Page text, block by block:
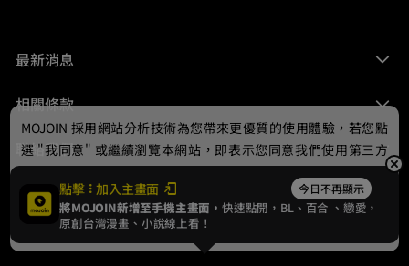
最新消息
相關條款
聯絡我們
© 2024 gamania Digital Entertainment Co., Ltd.
點擊 加入主畫面 今日不再顯示
將MOJOIN新增至手機主畫面，快速點開，BL、 百合 、戀愛，
原創台灣漫畫、小說線上看！
MOJOIN 採用網站分析技術為您帶來更優質的使用體驗，若您點
選 "我同意" 或繼續瀏覽本網站，即表示您同意我們使用第三方
Cookie，欲瞭解更多資訊請見隱私權政策。
我同意